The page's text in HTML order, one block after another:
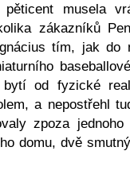
musela
zákazníků
tím, jak do
bytí od fyzické
a nepostřehl
zpoza jednoho
domu, dvě